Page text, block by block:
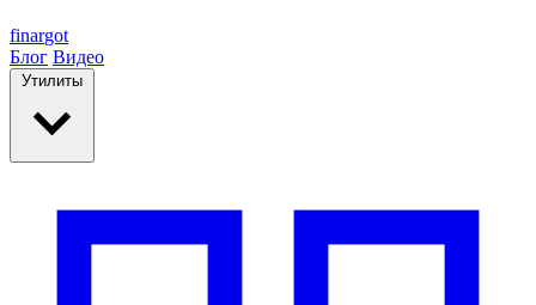
finargot
Блог Видео
Утилиты